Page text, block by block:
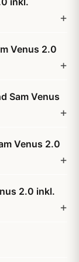
Venus 2.0
Sam Venus
Venus 2.0
2.0 inkl.